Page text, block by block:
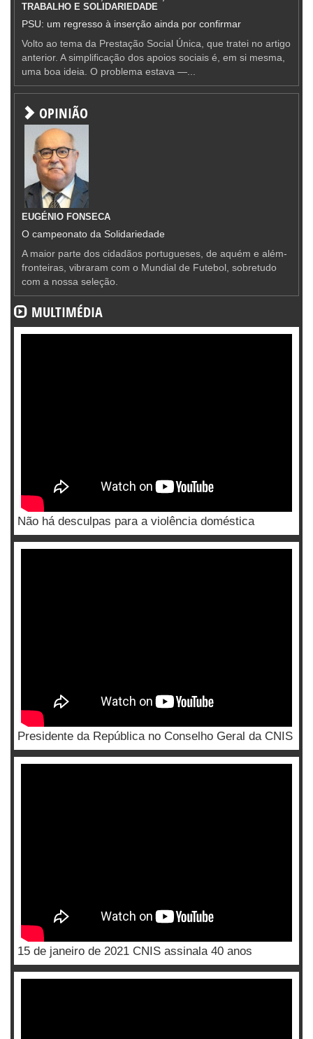
TRABALHO E SOLIDARIEDADE
PSU: um regresso à inserção ainda por confirmar
Volto ao tema da Prestação Social Única, que tratei no artigo
anterior. A simplificação dos apoios sociais é, em si mesma,
uma boa ideia. O problema estava —...
OPINIÃO
EUGÉNIO FONSECA
O campeonato da Solidariedade
A maior parte dos cidadãos portugueses, de aquém e além-
fronteiras, vibraram com o Mundial de Futebol, sobretudo
com a nossa seleção.
MULTIMÉDIA
Não há desculpas para a violência doméstica
Presidente da República no Conselho Geral da CNIS
15 de janeiro de 2021 CNIS assinala 40 anos